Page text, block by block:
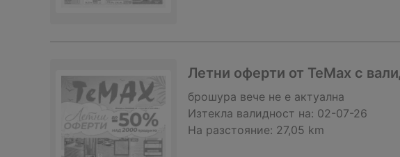
Летни оферти от TeMax с
брошура вече не е актуална
Изтекла валидност на: 02-07-26
На разстояние: 27,05 km